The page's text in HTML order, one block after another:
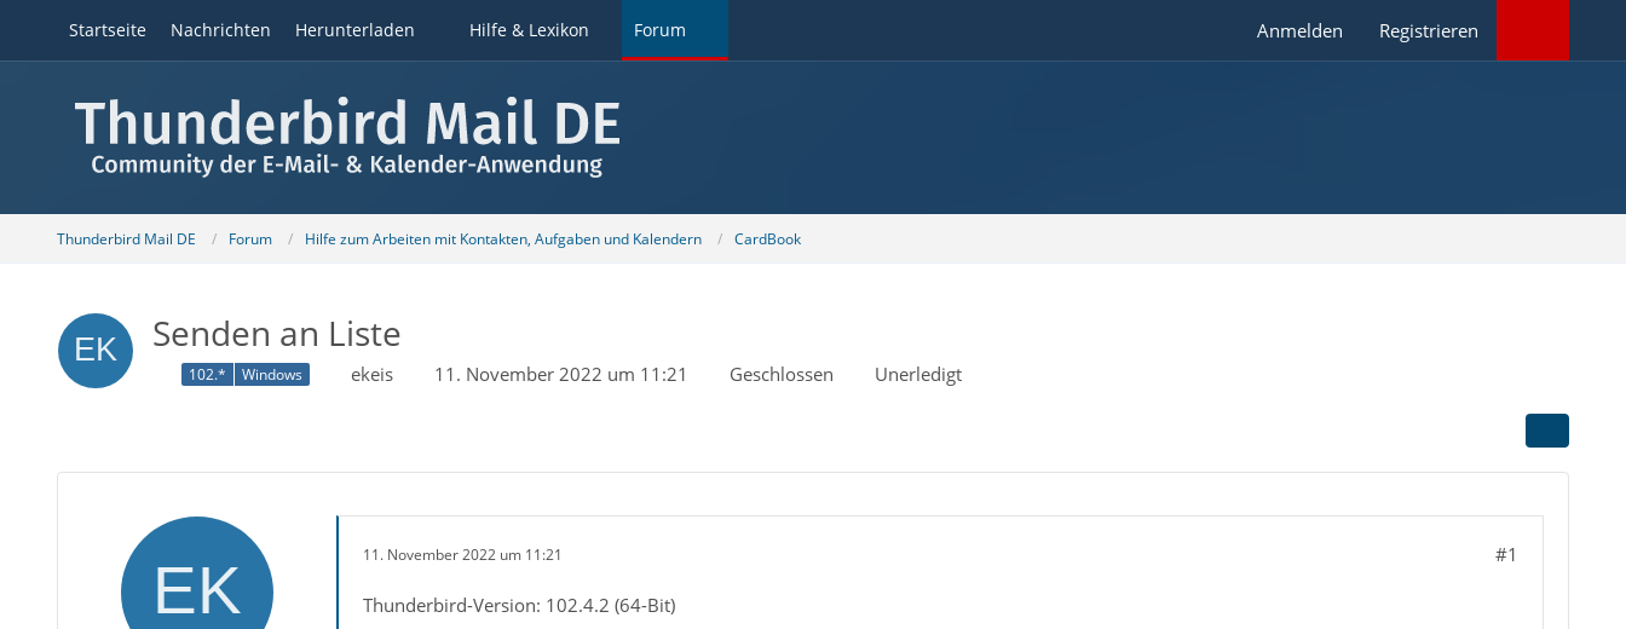
Startseite Nachrichten Herunterladen Hilfe & Lexikon Forum Anmelden Registrieren
Thunderbird Mail DE Forum Hilfe zum Arbeiten mit Kontakten, Aufgaben und Kalendern CardBook
Senden an Liste
102.* Windows ekeis 11. November 2022 um 11:21 Geschlossen Unerledigt
11. November 2022 um 11:21 #1
Thunderbird-Version: 102.4.2 (64-Bit)